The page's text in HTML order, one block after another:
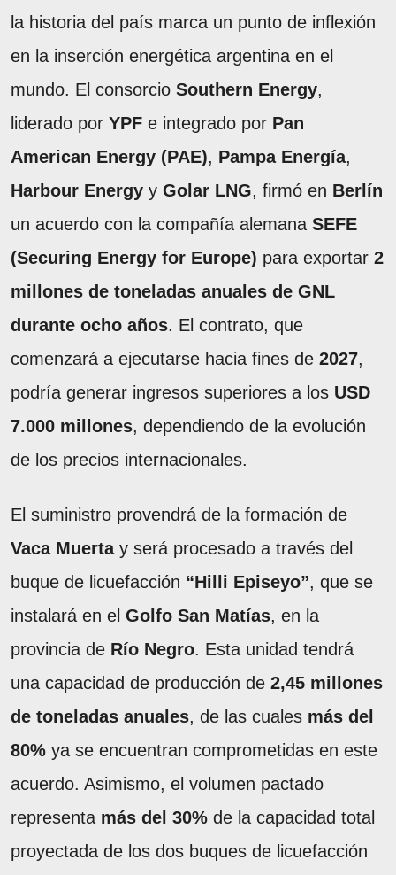
la historia del país marca un punto de inflexión
en la inserción energética argentina en el
mundo. El consorcio Southern Energy,
liderado por YPF e integrado por Pan
American Energy (PAE), Pampa Energía,
Harbour Energy y Golar LNG, firmó en Berlín
un acuerdo con la compañía alemana SEFE
(Securing Energy for Europe) para exportar 2
millones de toneladas anuales de GNL
durante ocho años. El contrato, que
comenzará a ejecutarse hacia fines de 2027,
podría generar ingresos superiores a los USD
7.000 millones, dependiendo de la evolución
de los precios internacionales.
El suministro provendrá de la formación de
Vaca Muertay será procesado a través del
buque de licuefacción “Hilli Episeyo”, que se
instalará en el Golfo San Matías, en la
provincia de Río Negro. Esta unidad tendrá
una capacidad de producción de 2,45 millones
de toneladas anuales, de las cuales más del
80% ya se encuentran comprometidas en este
acuerdo. Asimismo, el volumen pactado
representa más del 30% de la capacidad total
proyectada de los dos buques de licuefacción